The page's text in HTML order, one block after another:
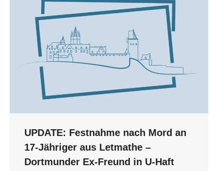
UPDATE: Festnahme nach Mord an
17-Jähriger aus Letmathe –
Dortmunder Ex-Freund in U-Haft